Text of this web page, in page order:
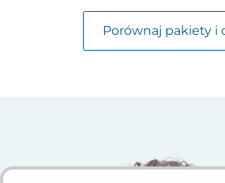
Porównaj pakiety i